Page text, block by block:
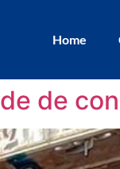
Home
de